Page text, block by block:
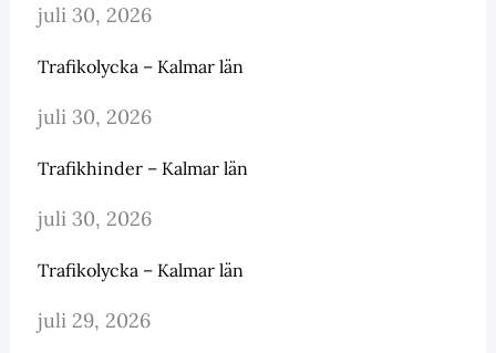
juli 30, 2026
Trafikolycka – Kalmar län
juli 30, 2026
Trafikhinder – Kalmar län
juli 30, 2026
Trafikolycka – Kalmar län
juli 29, 2026